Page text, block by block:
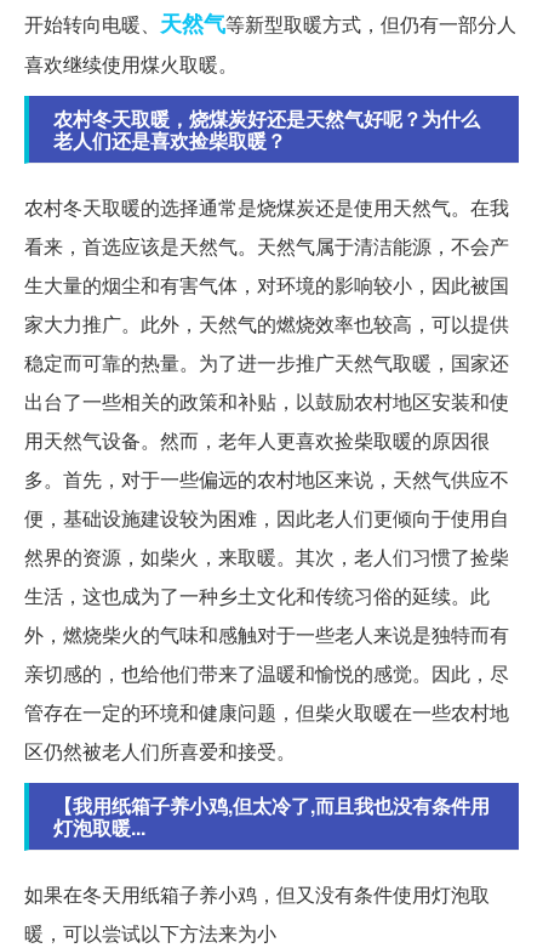
开始转向电暖、 天然气等新型取暖方式，但仍有一部分人
喜欢继续使用煤火取暖。
农村冬天取暖，烧煤炭好还是天然气好呢？为什么
老人们还是喜欢捡柴取暖？
农村冬天取暖的选择通常是烧煤炭还是使用天然气。在我
看来，首选应该是天然气。天然气属于清洁能源，不会产
生大量的烟尘和有害气体，对环境的影响较小，因此被国
家大力推广。此外，天然气的燃烧效率也较高，可以提供
稳定而可靠的热量。为了进一步推广天然气取暖，国家还
出台了一些相关的政策和补贴，以鼓励农村地区安装和使
用天然气设备。然而，老年人更喜欢捡柴取暖的原因很
多。首先，对于一些偏远的农村地区来说，天然气供应不
便，基础设施建设较为困难，因此老人们更倾向于使用自
然界的资源，如柴火，来取暖。其次，老人们习惯了捡柴
生活，这也成为了一种乡土文化和传统习俗的延续。此
外，燃烧柴火的气味和感触对于一些老人来说是独特而有
亲切感的，也给他们带来了温暖和愉悦的感觉。因此，尽
管存在一定的环境和健康问题，但柴火取暖在一些农村地
区仍然被老人们所喜爱和接受。
【我用纸箱子养小鸡,但太冷了,而且我也没有条件用
灯泡取暖...
如果在冬天用纸箱子养小鸡，但又没有条件使用灯泡取
暖，可以尝试以下方法来为小